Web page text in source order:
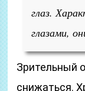
глаз.
глазами,
Зрительный
снижаться.